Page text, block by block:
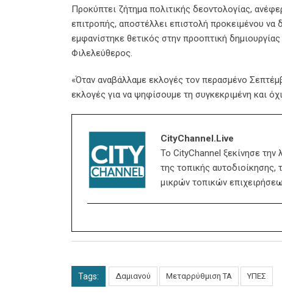
Προκύπτει ζήτημα πολιτικής δεοντολογίας,
επιτροπής, αποστέλλει επιστολή προκειμένου
εμφανίστηκε θετικός στην προοπτική
Φιλελεύθερος.
«Όταν αναβάλλαμε εκλογές τον περασμένο
εκλογές για να ψηφίσουμε τη συγκεκριμένη και
CityChannel.live
Το CityChannel ξεκίνησε
της τοπικής αυτοδιοίκησης,
μικρών τοπικών
Tags: Δαμιανού Μεταρρύθμιση ΤΑ ΥΠΕΣ